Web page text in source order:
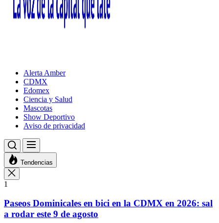
Alerta Amber
CDMX
Edomex
Ciencia y Salud
Mascotas
Show Deportivo
Aviso de privacidad
Tendencias
1
Paseos Dominicales en bici en la CDMX en 2026: sal
a rodar este 9 de agosto